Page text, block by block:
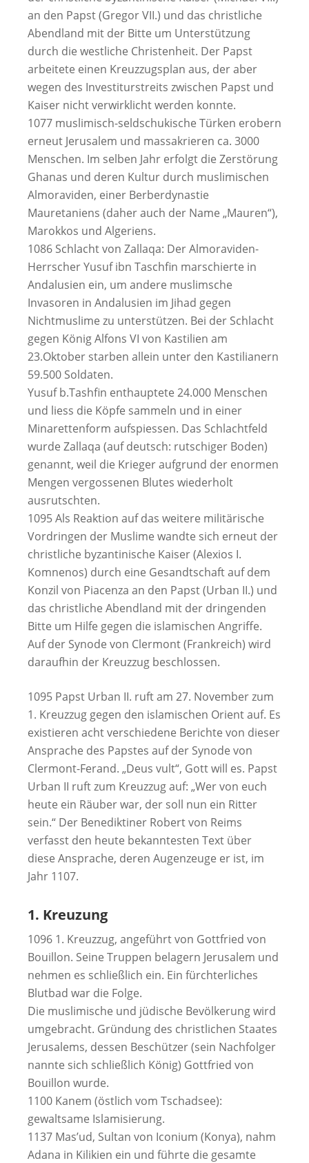
an den Papst (Gregor VII.) und das christliche
Abendland mit der Bitte um Unterstützung
durch die westliche Christenheit. Der Papst
arbeitete einen Kreuzzugsplan aus, der aber
wegen des Investiturstreits zwischen Papst und
Kaiser nicht verwirklicht werden konnte.
1077 muslimisch-seldschukische Türken erobern
erneut Jerusalem und massakrieren ca. 3000
Menschen. Im selben Jahr erfolgt die Zerstörung
Ghanas und deren Kultur durch muslimischen
Almoraviden, einer Berberdynastie
Mauretaniens (daher auch der Name „Mauren“),
Marokkos und Algeriens.
1086 Schlacht von Zallaqa: Der Almoraviden-
Herrscher Yusuf ibn Taschfin marschierte in
Andalusien ein, um andere muslimsche
Invasoren in Andalusien im Jihad gegen
Nichtmuslime zu unterstützen. Bei der Schlacht
gegen König Alfons VI von Kastilien am
23.Oktober starben allein unter den Kastilianern
59.500 Soldaten.
Yusuf b.Tashfin enthauptete 24.000 Menschen
und liess die Köpfe sammeln und in einer
Minarettenform aufspiessen. Das Schlachtfeld
wurde Zallaqa (auf deutsch: rutschiger Boden)
genannt, weil die Krieger aufgrund der enormen
Mengen vergossenen Blutes wiederholt
ausrutschten.
1095 Als Reaktion auf das weitere militärische
Vordringen der Muslime wandte sich erneut der
christliche byzantinische Kaiser (Alexios I.
Komnenos) durch eine Gesandtschaft auf dem
Konzil von Piacenza an den Papst (Urban II.) und
das christliche Abendland mit der dringenden
Bitte um Hilfe gegen die islamischen Angriffe.
Auf der Synode von Clermont (Frankreich) wird
daraufhin der Kreuzzug beschlossen.
1095 Papst Urban II. ruft am 27. November zum
1. Kreuzzug gegen den islamischen Orient auf. Es
existieren acht verschiedene Berichte von dieser
Ansprache des Papstes auf der Synode von
Clermont-Ferand. „Deus vult“, Gott will es. Papst
Urban II ruft zum Kreuzzug auf: „Wer von euch
heute ein Räuber war, der soll nun ein Ritter
sein.“ Der Benediktiner Robert von Reims
verfasst den heute bekanntesten Text über
diese Ansprache, deren Augenzeuge er ist, im
Jahr 1107.
1. Kreuzung
1096 1. Kreuzzug, angeführt von Gottfried von
Bouillon. Seine Truppen belagern Jerusalem und
nehmen es schließlich ein. Ein fürchterliches
Blutbad war die Folge.
Die muslimische und jüdische Bevölkerung wird
umgebracht. Gründung des christlichen Staates
Jerusalems, dessen Beschützer (sein Nachfolger
nannte sich schließlich König) Gottfried von
Bouillon wurde.
1100 Kanem (östlich vom Tschadsee):
gewaltsame Islamisierung.
1137 Mas’ud, Sultan von Iconium (Konya), nahm
Adana in Kilikien ein und führte die gesamte